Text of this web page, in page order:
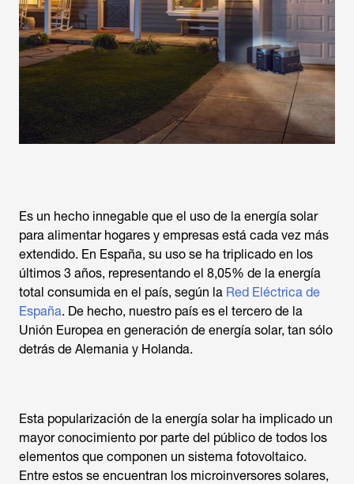
Es un hecho innegable que el uso de la energía solar
para alimentar hogares y empresas está cada vez más
extendido. En España, su uso se ha triplicado en los
últimos 3 años, representando el 8,05% de la energía
total consumida en el país, según la Red Eléctrica de
España. De hecho, nuestro país es el tercero de la
Unión Europea en generación de energía solar, tan sólo
detrás de Alemania y Holanda.
Esta popularización de la energía solar ha implicado un
mayor conocimiento por parte del público de todos los
elementos que componen un sistema fotovoltaico.
Entre estos se encuentran los microinversores solares,